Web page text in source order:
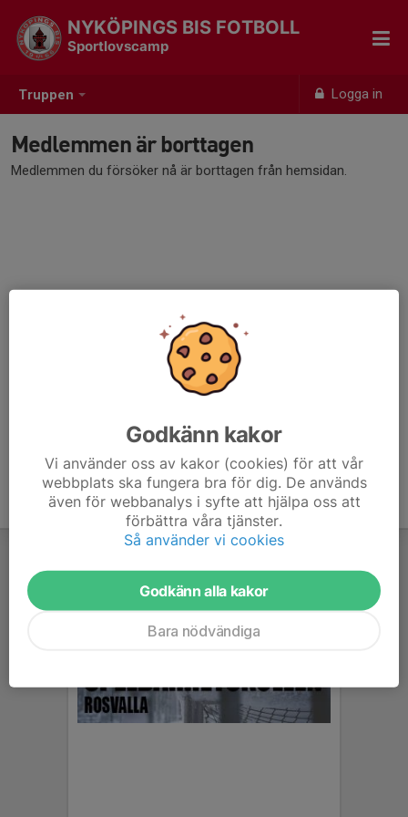
Truppen Logga in
NYKÖPINGS BIS FOTBOLL
Sportlovscamp
Medlemmen är borttagen
Medlemmen du försöker nå är borttagen från hemsidan.
Godkänn kakor
Vi använder oss av kakor (cookies) för att vår
webbplats ska fungera bra för dig. De används
även för webbanalys i syfte att hjälpa oss att
förbättra våra tjänster.
Så använder vi cookies
Godkänn alla kakor
Bara nödvändiga